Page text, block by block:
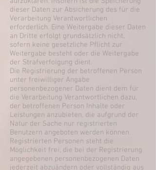
dieser Daten zur Absicherung des für die
Verarbeitung Verantwortlichen
erforderlich. Eine Weitergabe dieser Daten
an Dritte erfolgt grundsätzlich nicht,
sofern keine gesetzliche Pflicht zur
Weitergabe besteht oder die Weitergabe
der Strafverfolgung dient.
Die Registrierung der betroffenen Person
unter freiwilliger Angabe
personenbezogener Daten dient dem für
die Verarbeitung Verantwortlichen dazu,
der betroffenen Person Inhalte oder
Leistungen anzubieten, die aufgrund der
Natur der Sache nur registrierten
Benutzern angeboten werden können.
Registrierten Personen steht die
Möglichkeit frei, die bei der Registrierung
angegebenen personenbezogenen Daten
jederzeit abzuändern oder vollständig aus